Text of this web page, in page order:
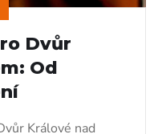
Dvůr
Od
Králové nad